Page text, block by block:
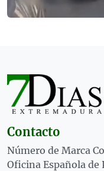
Contacto
Número de Marca
Oficina Española de